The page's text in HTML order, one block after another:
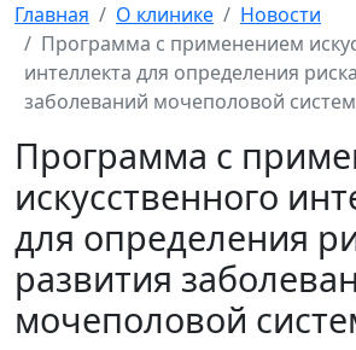
Главная
О клинике
Новости
Программа с применением
интеллекта для определения
заболеваний мочеполовой
Программа с
искусственного
для определения
развития
мочеполовой